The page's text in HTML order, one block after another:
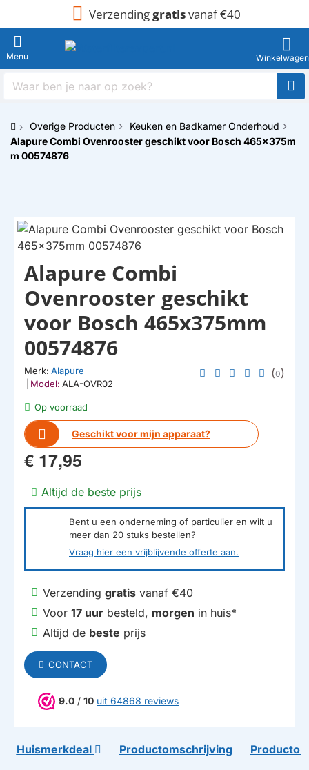
Verzendinggratisvanaf €40
Waar
naar
op
zoek?
h
o
Overige Producten
Keuken en Badkamer Onderhoud
Alapure Combi Ovenrooster geschikt voor Bosch 465x375m
m 00574876
HUISMERK
Op voorraad
Geschikt voor mijn apparaat?
Alapure Combi
Ovenrooster geschikt
voor Bosch 465x375mm
00574876
Merk: Alapure
Model: ALA-OVR02
(0)
€ 17,95
Altijd de beste prijs
Bent u een onderneming of particulier en wilt u
meer dan 20 stuks bestellen?
Vraag hier een vrijblijvende offerte aan.
Verzending gratis vanaf €40
Voor 17 uur besteld, morgen in huis*
Altijd de beste prijs
CONTACT
9.0 / 10 uit 64868 reviews
Huismerkdeal Productomschrijving